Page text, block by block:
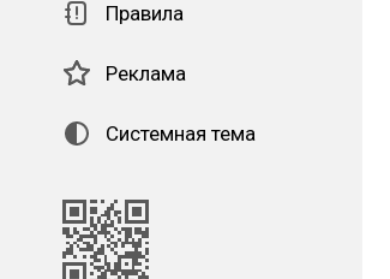
Правила
Реклама
Системная тема